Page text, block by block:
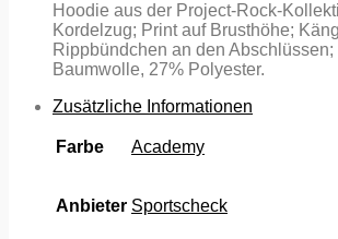
Hoodie aus der Project-Rock-
Kordelzug; Print auf Brusthöhe;
Rippbündchen an den
Baumwolle, 27% Polyester.
Zusätzliche Informationen
Farbe Academy
Anbieter Sportscheck